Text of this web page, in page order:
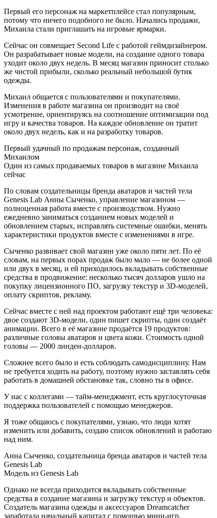
Первый его персонаж на маркетплейсе стал популярным,
потому что ничего подобного не было. Начались продажи,
Михаила стали приглашать на игровые ярмарки.
Сейчас он совмещает Second Life с работой геймдизайнером.
Он разрабатывает новые модели, на создание одного товара
уходит около двух недель. В месяц магазин приносит столько
же чистой прибыли, сколько реальный небольшой бутик
одежды.
Михаил общается с пользователями и покупателями.
Изменения в работе магазина он производит на своё
усмотрение, ориентируясь на соотношение оптимизации под
игру и качества товаров. На каждое обновление он тратит
около двух недель, как и на разработку товаров.
​Первый удачный по продажам персонаж, созданный
Михаилом
​Один из самых продаваемых товаров в магазине Михаила
сейчас
По словам создательницы бренда аватаров и частей тела
Genesis Lab Анны Сыченко, управление магазином —
полноценная работа вместе с производством. Нужно
ежедневно заниматься созданием новых моделей и
обновлением старых, исправлять системные ошибки, менять
характеристики продуктов вместе с изменениями в игре.
Сыченко развивает свой магазин уже около пяти лет. По её
словам, на первых порах продаж было мало — не более одной
или двух в месяц, и ей приходилось вкладывать собственные
средства в продвижение: несколько тысяч долларов ушло на
покупку лицензионного ПО, загрузку текстур и 3D-моделей,
оплату скриптов, рекламу.
Сейчас вместе с ней над проектом работают ещё три человека:
двое создают 3D-модели, один пишет скрипты, один создаёт
анимации. Всего в её магазине продаётся 19 продуктов:
различные головы аватаров и цвета кожи. Стоимость одной
головы — 2000 линден-долларов.
Сложнее всего было и есть соблюдать самодисциплину. Нам
не требуется ходить на работу, поэтому нужно заставлять себя
работать в домашней обстановке так, словно ты в офисе.
У нас с коллегами — тайм-менеджмент, есть круглосуточная
поддержка пользователей с помощью менеджеров.
Я тоже общаюсь с покупателями, узнаю, что люди хотят
изменить или добавить, создаю список обновлений и работаю
над ним.
Анна Сыченко, создательница бренда аватаров и частей тела
Genesis Lab
Модель из Genesis Lab
Однако не всегда приходится вкладывать собственные
средства в создание магазина и загрузку текстур и объектов.
Создатель магазина одежды и аксессуаров Dreamcatcher
заработала начальный капитал с помощью мини-игр,